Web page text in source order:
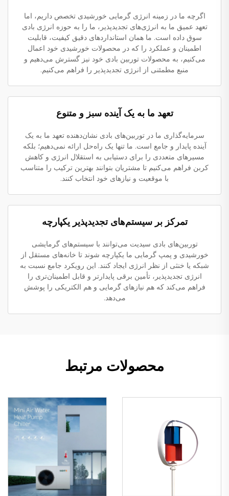
اگرچه ما در زمینه انرژی گرمایی خورشیدی تخصص داریم، اما
تعهد عمیق ما به انرژی‌های تجدیدپذیر، ما را به حوزه انرژی بادی
سوق داده است. ما همان استانداردهای دقیق کیفیت، قابلیت
اطمینان و عملکرد را که در محصولات خورشیدی خود اعمال
می‌کنیم، به محصولات توربین بادی خود نیز گسترش می‌دهیم و
منبع مطمئنی از انرژی تجدیدپذیر را فراهم می‌کنیم.
تعهد ما به یک آینده سبز و متنوع
سرمایه‌گذاری ما در توربین‌های بادی نشان‌دهنده تعهد ما به یک
آینده پایدار و جامع است. ما تنها یک راه‌حل ارائه نمی‌دهیم؛ بلکه
مسیرهای متعددی را برای دستیابی به استقلال انرژی و کاهش
کربن فراهم می‌کنیم تا مشتریان بتوانند بهترین ترکیب را متناسب
با موقعیت و نیازهای خود انتخاب کنند.
تمرکز بر سیستم‌های تجدیدپذیر یکپارچه
توربین‌های بادی سیدیت می‌توانند با سیستم‌های گرمایشی
خورشیدی و پمپ گرمایی ما یکپارچه شوند تا خانه‌های مستقل از
شبکه یا خنثی از نظر انرژی ایجاد کنند. این رویکرد جامع نسبت به
انرژی تجدیدپذیر، تأمین برقی پایدارتر و قابل اطمینان‌تری را
فراهم می‌کند که هم نیازهای گرمایی و هم الکتریکی را پوشش
می‌دهد.
محصولات مرتبط